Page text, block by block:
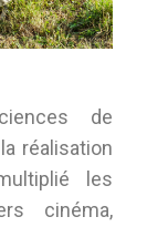
de
réalisation
les
cinéma,